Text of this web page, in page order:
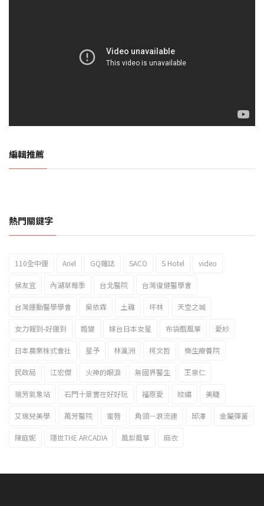
編輯推薦
2023新北市北海岸國際風箏節「風在石起」霸氣回歸
熱門關鍵字
110全中運 Ariel GQ雜誌 SACO S Hotel video
侯友宜 內湖草莓季 台北醫院 台灣復健醫學會
台灣運動醫學學會 吳依霖 土雞 坪林 天空之城
女力報到-好運到 婚變 嫁台日本女星 布袋戲風箏 愛紗
日本農業株式會社 星予 林瀛洲 柯文哲 樂生療養院
民政局 江宏傑 火神的眼淚 無國界醫生 王泉仁
瑞芳氣象站 石門十景實在好好玩 福原愛 紋繡 美睫
艾瑞兒美學 萬芳醫院 蜜唇 角頭－浪流連 邱澤 金屬彈簧
陳庭妮 隱世THE ARCADIA 風梨風箏 麻衣